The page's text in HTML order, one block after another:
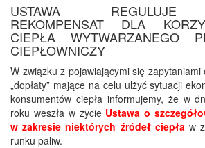
USTAWA REGULUJE
REKOMPENSAT DLA
CIEPŁA WYTWARZANEGO
CIEPŁOWNICZY
W związku z pojawiającymi się zapytaniami
„dopłaty” mające na celu ulżyć sytuacji
konsumentów ciepła informujemy, że w
roku weszła w życie Ustawa o
w zakresie niektórych źródeł ciepła w
runku paliw.